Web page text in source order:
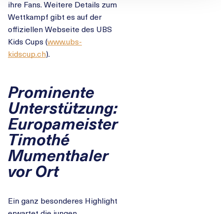
ihre Fans. Weitere Details zum
Wettkampf gibt es auf der
offiziellen Webseite des UBS
Kids Cups (www.ubs-
kidscup.ch).
Prominente
Unterstützung:
Europameister
Timothé
Mumenthaler
vor Ort
Ein ganz besonderes Highlight